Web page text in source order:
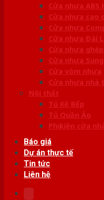
Cửa nhựa ABS
Cửa nhựa cao
Cửa nhựa
Cửa nhựa Đài
Cửa nhựa
Cửa nhựa
Cửa vòm nhựa
Cửa nhựa nhà
Nội thất
Tủ Kệ Bếp
Tủ Quần Áo
Phụ kiện cửa
Báo giá
Dự án thực tế
Tin tức
Liên hệ